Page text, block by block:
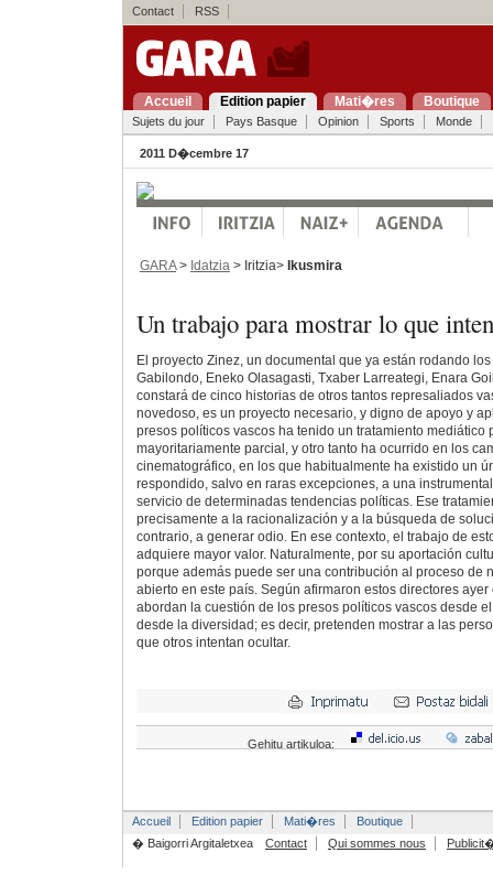
Contact RSS
Accueil Edition papier Mati�res Boutique
Sujets du jour Pays Basque Opinion Sports Monde
2011 D�cembre 17
GARA> Idatzia > Iritzia> Ikusmira
Un trabajo para mostrar lo que
El proyecto Zinez, un documental que ya están rodando
Gabilondo, Eneko Olasagasti, Txaber Larreategi, Enara
constará de cinco historias de otros tantos represaliados
novedoso, es un proyecto necesario, y digno de apoyo y
presos políticos vascos ha tenido un tratamiento mediático
mayoritariamente parcial, y otro tanto ha ocurrido en los
cinematográfico, en los que habitualmente ha existido un
respondido, salvo en raras excepciones, a una
servicio de determinadas tendencias políticas. Ese
precisamente a la racionalización y a la búsqueda de
contrario, a generar odio. En ese contexto, el trabajo de
adquiere mayor valor. Naturalmente, por su aportación
porque además puede ser una contribución al proceso de
abierto en este país. Según afirmaron estos directores
abordan la cuestión de los presos políticos vascos desde
desde la diversidad; es decir, pretenden mostrar a las
que otros intentan ocultar.
Gehitu artikuloa:
Accueil Edition papier Mati�res
Boutique
� Baigorri Argitaletxea
Contact Qui sommes nous